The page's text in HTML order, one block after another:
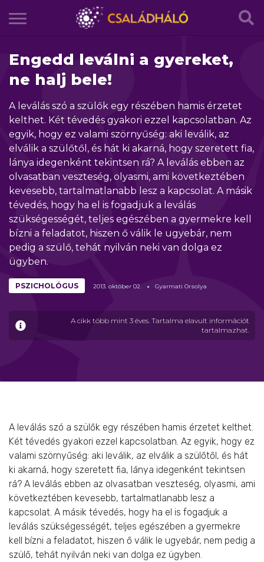
Engedd leválni a gyereket,
ne halj bele!
A leválás szó a szülők egy részében hamis érzetet
kelthet. Két tévedés gyakori ezzel kapcsolatban. Az
egyik, hogy ez valami szörnyűség: aki leválik, az
elválik a szülőtől, és hát ki akarná, hogy szeretett fia,
lánya idegenként tekintsen rá? A leválás ebben az
olvasatban veszteség, olyasmi, ami következtében
kevesebb, tartalmatlanabb lesz a kapcsolat. A másik
tévedés, hogy ha el is fogadjuk a leválás
szükségességét, teljes egészében a gyermekre kell
bízni a feladatot, hiszen ő válik le ugyebár, nem
pedig a szülő, tehát nyilván neki van dolga ez
ügyben.
A cikk több mint 3 éves. Tartalma elavult információt
tartalmazhat.
PSZICHOLÓGUS 2013. október 02. Gyarmati Orsolya
A leválás szó a szülők egy részében hamis érzetet kelthet.
Két tévedés gyakori ezzel kapcsolatban. Az egyik, hogy ez
valami szörnyűség: aki leválik, az elválik a szülőtől, és hát
ki akarná, hogy szeretett fia, lánya idegenként tekintsen
rá? A leválás ebben az olvasatban veszteség, olyasmi, ami
következtében kevesebb, tartalmatlanabb lesz a
kapcsolat. A másik tévedés, hogy ha el is fogadjuk a
leválás szükségességét, teljes egészében a gyermekre
kell bízni a feladatot, hiszen ő válik le ugyebár, nem pedig a
szülő, tehát nyilván neki van dolga ez ügyben.